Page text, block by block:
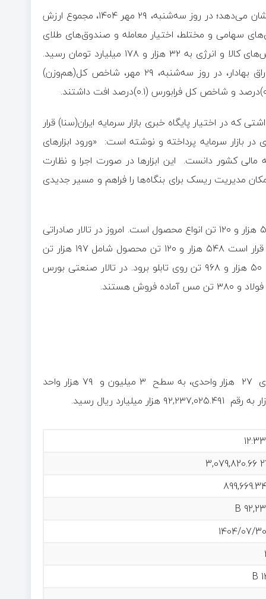
اده‌های مدیریت نظارت بر بورس‌های سازمان بورس و اوراق بهادار نشان می‌دهد؛ در روز سه‌شنبه، ۲۹ مهر ۱۴۰۴، مجموع ارزش
سهامی و مختلط، اختیار معامله و صندوق‌های طلای
بورس کالا و هم‌چنین مبادلات انجام شده در بازارهای فیزیکی بورس‌های کالا و انرژی به ۳۲ هزار و ۱۷۸ میلیارد تومان رسید.
براساس داده‌های مدیریت نظارت بر بورس‌های سازمان بورس و اوراق بهادار، در روز سه‌شنبه، ۲۹ مهر، شاخص کل(هم‌وزن)
که در اختیار پایگاه خبری بازار سرمایه ایران(سنا) قرار
در بازار سرمایه پرداخته و نوشته است: «ورود ابزارهای
مالی کشور دانست. این ابزارها در صورت اجرا و نظارت
مدیریت ریسک برای بنگاه‌ها را فراهم و مسیر جدیدی
تالارهای بورس کالای ایران امروز چهارشنبه ۳۰ مهر میزبان عرضه ۵۴۸ هزار و ۱۲۰ تن انواع محصول است. امروز در تالار صادراتی
بورس کالا که بیش‌ترین عرضه‌های امروز را به خود اختصاص داده، قرار است ۵۴۸ هزار و ۱۲۰ تن محصول شامل ۱۹۷ هزار تن
کلینکر، ۹۵ هزار تن کنسانتره سنگ آهن، ۸۱ هزار و ۶۱۲ تن سیمان، ۵۰ هزار و ۹۶۸ تن روی تابلو برود. در تالار صنعتی بورس
بورس امروز رشد محدودی را سپری کرد و شاخص کل با صعود بالای ۲۷ هزار واحدی، به سطح ۳ میلیون و ۷۹ هزار واحد
3,079,820.66
1404/07/